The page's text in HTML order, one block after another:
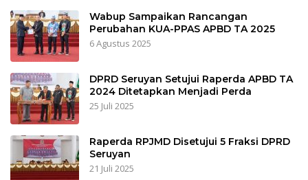
Wabup Sampaikan Rancangan
Perubahan KUA-PPAS APBD TA 2025
6 Agustus 2025
DPRD Seruyan Setujui Raperda APBD TA
2024 Ditetapkan Menjadi Perda
25 Juli 2025
Raperda RPJMD Disetujui 5 Fraksi DPRD
Seruyan
21 Juli 2025